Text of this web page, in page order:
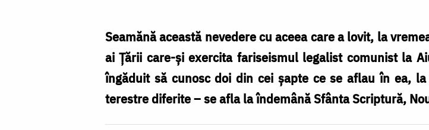
Seamănă această nevedere cu aceea care a lovit, la
ai Țării care-și exercita fariseismul legalist comunist la
îngăduit să cunosc doi din cei șapte ce se aflau în ea,
terestre diferite – se afla la îndemână Sfânta Scriptură,